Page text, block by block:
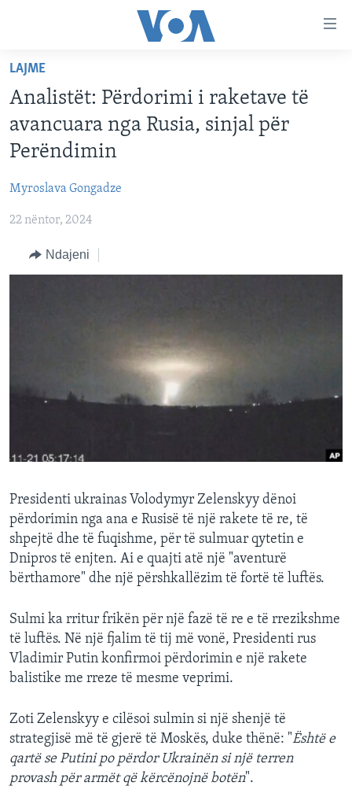
faqen
kryesore
tek
faqja
Kalo
tek
FAQJA KRYESORE
AMERIKA
BOTA
MJEDISI
DITARI
DITARI
Learning English
FOLLOW US
LAJME
Analistët: Përdorimi i raketave të
avancuara nga Rusia, sinjal për
Perëndimin
Myroslava Gongadze
22 nëntor, 2024
Ndajeni
Presidenti ukrainas Volodymyr Zelenskyy dënoi
përdorimin nga ana e Rusisë të një rakete të re, të
shpejtë dhe të fuqishme, për të sulmuar qytetin e
Dnipros të enjten. Ai e quajti atë një "aventurë
bërthamore" dhe një përshkallëzim të fortë të luftës.
Sulmi ka rritur frikën për një fazë të re e të rrezikshme
të luftës. Në një fjalim të tij më vonë, Presidenti rus
Vladimir Putin konfirmoi përdorimin e një rakete
balistike me rreze të mesme veprimi.
Zoti Zelenskyy e cilësoi sulmin si një shenjë të
strategjisë më të gjerë të Moskës, duke thënë: "Është e
qartë se Putini po përdor Ukrainën si një terren
provash për armët që kërcënojnë botën".